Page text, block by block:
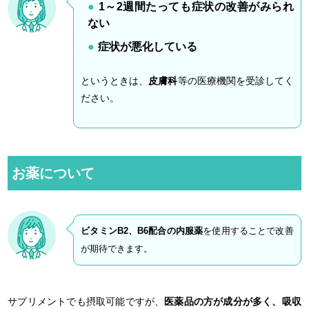
1～2週間たっても症状の改善がみられ
ない
症状が悪化している
というときは、 皮膚科等の医療機関を受診してく
ださい。
お薬について
ビタミンB2、B6配合の内服薬を使用することで改善
が期待できます。
サプリメントでも摂取可能ですが、 医薬品の方が成分が多く、吸収